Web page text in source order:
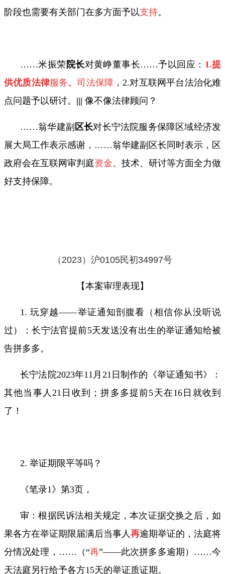
阶段也需要有关部门在多方面予以支持。
……米振荣院长对黄峥董事长……予以回应： 1.提
供优质法律服务、司法保障 ， 2.对互联网平台法治化难
点问题予以研讨。 ||| 像不像法律顾问？
……翁华建副 区长对长宁法院服务保障区域经济发
展大局工作表示感谢，……翁华建副区长同时表示，区
政府会在互联网审判庭资金、技术、研讨等方面全力做
好支持保障。
（ 2023）沪0105民初34997号
【本案审理表现】
1. 玩穿越——举证通知剖腹看（相信你从没听说
过）：长宁法官提前5天发送没有出生的举证通知给被
告拼多多。
长宁法院2023年11 月 21 日制作的《举证通知书》：
其他当事人 21 日收到；拼多多提前5天在16 日就收到
了！
2. 举证期限平等吗？
《笔录1 》第3页，
审：根据民诉法相关规定，本次证据交换之后，如
果各方在举证期限届满后当事人 再逾期举证的，法庭将
分情况处理， …… （“再”——此次拼多多逾期） ……今
天法庭另行给予各方15天的举证质证期。